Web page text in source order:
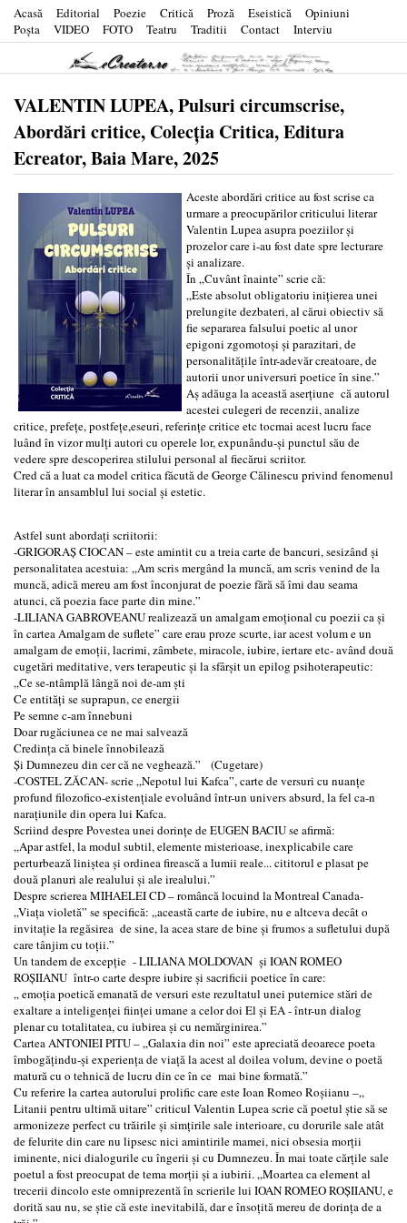
Acasă Editorial Poezie Critică Proză Eseistică
Opiniuni
Poşta
VIDEO FOTO Teatru Traditii Contact Interviu
VALENTIN LUPEA, Pulsuri circumscrise,
Abordări critice, Colecția Critica, Editura
Ecreator, Baia Mare, 2025
Aceste abordări critice au fost scrise ca
urmare a preocupărilor criticului literar
Valentin Lupea asupra poeziilor și
prozelor care i-au fost date spre lecturare
și analizare.
În „Cuvânt înainte” scrie că:
„Este absolut obligatoriu inițierea unei
prelungite dezbateri, al cărui obiectiv să
fie separarea falsului poetic al unor
epigoni zgomotoși și parazitari, de
personalitățile într-adevăr creatoare, de
autorii unor universuri poetice în sine.”
Aș adăuga la această aserțiune că autorul
acestei culegeri de recenzii, analize
critice, prefețe, postfețe,eseuri, referințe critice etc tocmai acest lucru face
luând în vizor mulți autori cu operele lor, expunându-și punctul său de
vedere spre descoperirea stilului personal al fiecărui scriitor.
Cred că a luat ca model critica făcută de George Călinescu privind fenomenul
literar în ansamblul lui social și estetic.
Astfel sunt abordați scriitorii:
-GRIGORAȘ CIOCAN – este amintit cu a treia carte de bancuri, sesizând și
personalitatea acestuia: „Am scris mergând la muncă, am scris venind de la
muncă, adică mereu am fost înconjurat de poezie fără să îmi dau seama
atunci, că poezia face parte din mine.”
-LILIANA GABROVEANU realizează un amalgam emoțional cu poezii ca și
în cartea Amalgam de suflete” care erau proze scurte, iar acest volum e un
amalgam de emoții, lacrimi, zâmbete, miracole, iubire, iertare etc- având două
cugetări meditative, vers terapeutic și la sfârșit un epilog psihoterapeutic:
„Ce se-ntâmplă lângă noi de-am ști
Ce entități se suprapun, ce energii
Pe semne c-am înnebuni
Doar rugăciunea ce ne mai salvează
Credința că binele înnobilează
Și Dumnezeu din cer că ne veghează.” (Cugetare)
-COSTEL ZĂCAN- scrie „Nepotul lui Kafca”, carte de versuri cu nuanțe
profund filozofico-existențiale evoluând într-un univers absurd, la fel ca-n
narațiunile din opera lui Kafca.
Scriind despre Povestea unei dorințe de EUGEN BACIU se afirmă:
„Apar astfel, la modul subtil, elemente misterioase, inexplicabile care
perturbează liniștea și ordinea firească a lumii reale... cititorul e plasat pe
două planuri ale realului și ale irealului.”
Despre scrierea MIHAELEI CD – româncă locuind la Montreal Canada-
„Viața violetă” se specifică: „această carte de iubire, nu e altceva decât o
invitație la regăsirea de sine, la acea stare de bine și frumos a sufletului după
care tânjim cu toții.”
Un tandem de excepție - LILIANA MOLDOVAN și IOAN ROMEO
ROȘIIANU într-o carte despre iubire și sacrificii poetice în care:
„ emoția poetică emanată de versuri este rezultatul unei puternice stări de
exaltare a inteligenței ființei umane a celor doi El și EA - într-un dialog
plenar cu totalitatea, cu iubirea și cu nemărginirea.”
Cartea ANTONIEI PITU – „Galaxia din noi” este apreciată deoarece poeta
îmbogățindu-și experiența de viață la acest al doilea volum, devine o poetă
matură cu o tehnică de lucru din ce în ce mai bine formată.”
Cu referire la cartea autorului prolific care este Ioan Romeo Roșiianu –„
Litanii pentru ultimă uitare” criticul Valentin Lupea scrie că poetul știe să se
armonizeze perfect cu trăirile și simțirile sale interioare, cu dorurile sale atât
de felurite din care nu lipsesc nici amintirile mamei, nici obsesia morții
iminente, nici dialogurile cu îngerii și cu Dumnezeu. În mai toate cărțile sale
poetul a fost preocupat de tema morții și a iubirii. „Moartea ca element al
trecerii dincolo este omniprezentă în scrierile lui IOAN ROMEO ROȘIIANU, e
dorită sau nu, se știe că este inevitabilă, dar e însoțită mereu de dorința de a